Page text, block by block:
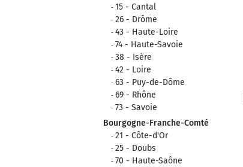
15 - Cantal
26 - Drôme
43 - Haute-Loire
74 - Haute-Savoie
38 - Isère
42 - Loire
63 - Puy-de-Dôme
69 - Rhône
73 - Savoie
Bourgogne-Franche-Comté
21 - Côte-d'Or
25 - Doubs
70 - Haute-Saône